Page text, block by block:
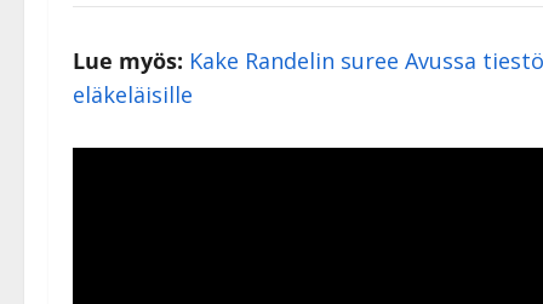
Lue myös: Kake Randelin suree Avussa
eläkeläisille